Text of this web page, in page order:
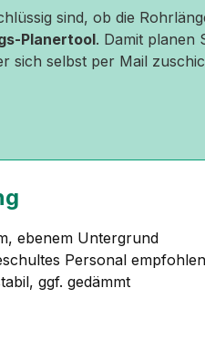
sind, ob die
Planertool. Damit planen
sich selbst per Mail
ebenem Untergrund
Personal empfohlen
ggf. gedämmt